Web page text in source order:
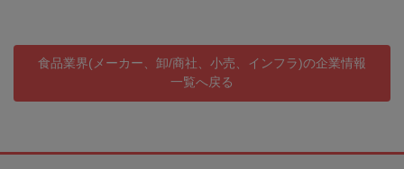
食品業界(メーカー、卸/商社、小売、インフラ)の企業情報
一覧へ戻る